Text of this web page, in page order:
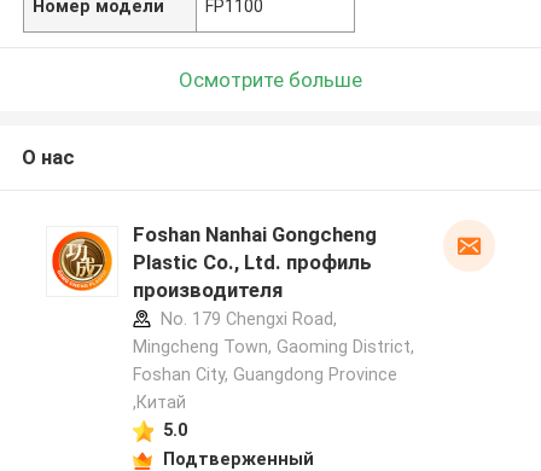
Номер модели FP1100
Осмотрите больше
О нас
Foshan Nanhai Gongcheng
Plastic Co., Ltd. профиль
производителя
No. 179 Chengxi Road,
Mingcheng Town, Gaoming District,
Foshan City, Guangdong Province
,Китай
5.0
Подтверженный